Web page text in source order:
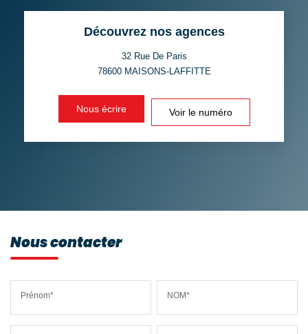
PART DES MÉNAGES SANS
VOITURE
ECOLES ET CRÈCHES
Découvrez nos agences
32 Rue De Paris
78600 MAISONS-LAFFITTE
Nous écrire Voir le numéro
Nous contacter
Prénom* NOM*